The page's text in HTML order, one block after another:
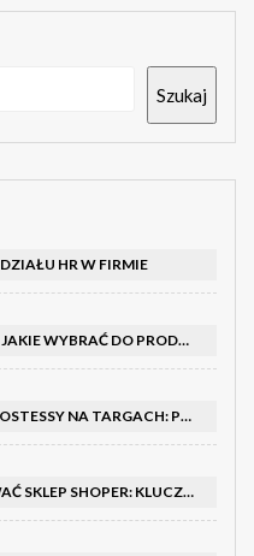
Szukaj
HR W FIRMIE
RODZAJE FALCAREK I BIGÓWEK: JAKIE WYBRAĆ DO PRODUKCJI?
JAK SKUTECZNIE PROWADZIĆ HOSTESSY NA TARGACH: PORADNIK I SZKOLENIA
JAK SKUTECZNIE POZYCJONOWAĆ SKLEP SHOPER: KLUCZOWE KROKI I STRATEGIE